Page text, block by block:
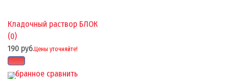
избранное сравнить
Кладочный раствор БЛОК
(0)
190 руб.Цены уточняйте!